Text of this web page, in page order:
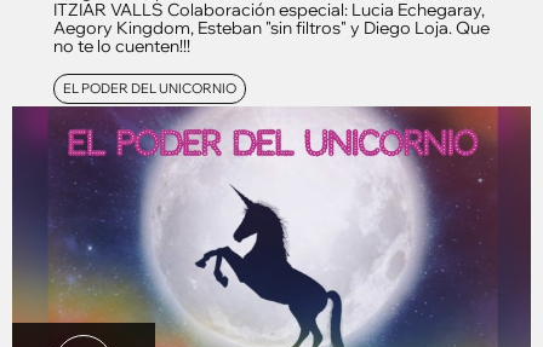
ITZIAR VALLS Colaboración especial: Lucia Echegaray,
Aegory Kingdom, Esteban "sin filtros" y Diego Loja. Que
no te lo cuenten!!!
EL PODER DEL UNICORNIO